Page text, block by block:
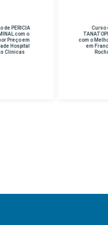
TANATOPRAXIA
com o Melhor Preço